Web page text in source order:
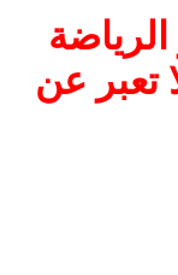
تعبر عن